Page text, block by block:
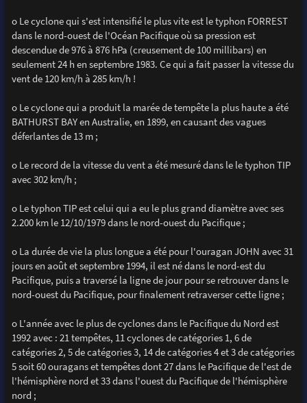
o Le cyclone qui s'est intensifié le plus vite est le typhon FORREST
dans le nord-ouest de l'Océan Pacifique où sa pression est
descendue de 976 à 876 hPa (creusement de 100 millibars) en
seulement 24 h en septembre 1983. Ce qui a fait passer la vitesse du
vent de 120 km/h à 285 km/h !
o Le cyclone qui a produit la marée de tempête la plus haute a été
BATHURST BAY en Australie, en 1899, en causant des vagues
déferlantes de 13 m ;
o Le record de la vitesse du vent a été mesuré dans le le typhon TIP
avec 302 km/h ;
o Le typhon TIP est celui qui a eu le plus grand diamètre avec ses
2.200 km le 12/10/1979 dans le nord-ouest du Pacifique ;
o La durée de vie la plus longue a été pour l'ouragan JOHN avec 31
jours en août et septembre 1994, il est né dans le nord-est du
Pacifique, puis a traversé la ligne de jour pour se retrouver dans le
nord-ouest du Pacifique, pour finalement retraverser cette ligne ;
o L'année avec le plus de cyclones dans le Pacifique du Nord est
1992 avec : 21 tempêtes, 11 cyclones de catégories 1, 6 de
catégories 2, 5 de catégories 3, 14 de catégories 4 et 3 de catégories
5 soit 60 ouragans et tempêtes dont 27 dans le Pacifique de l'est de
l'hémisphère nord et 33 dans l'ouest du Pacifique de l'hémisphère
nord ;